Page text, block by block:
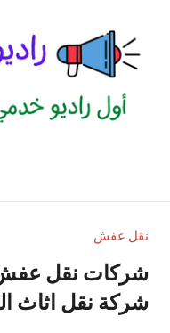
المحتوى
الكويت
للاعلانات
بالكويت
نقل عفش
شركة نقل اثاث